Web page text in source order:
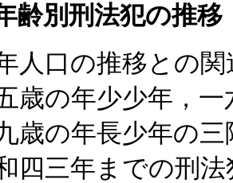
齢別刑法犯の推移
人口の推移との関
歳の年少少年，
歳の年長少年の
四三年までの刑